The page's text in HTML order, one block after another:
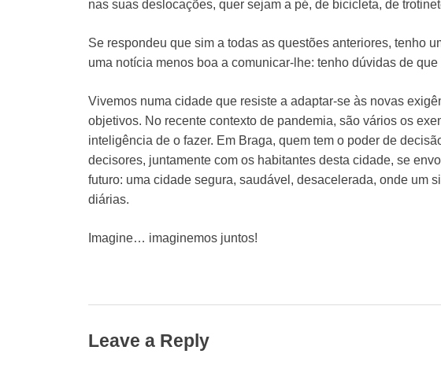
nas suas deslocações, quer sejam a pé, de bicicleta, de
Se respondeu que sim a todas as questões anteriores, tenho
uma notícia menos boa a comunicar-lhe: tenho dúvidas de
Vivemos numa cidade que resiste a adaptar-se às novas
objetivos. No recente contexto de pandemia, são vários os
inteligência de o fazer. Em Braga, quem tem o poder de
decisores, juntamente com os habitantes desta cidade, se
futuro: uma cidade segura, saudável, desacelerada, onde um
diárias.
Imagine… imaginemos juntos!
Leave a Reply